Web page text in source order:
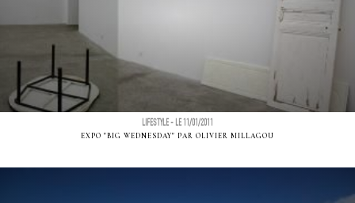
LIFESTYLE - LE 11/01/2011
EXPO "BIG WEDNESDAY" PAR OLIVIER MILLAGOU